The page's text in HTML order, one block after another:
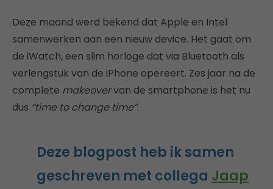
Deze maand werd bekend dat Apple en Intel
samenwerken aan een nieuw device. Het gaat om
de iWatch, een slim horloge dat via Bluetooth als
verlengstuk van de iPhone opereert. Zes jaar na de
complete makeovervan de smartphone is het nu
dus “time to change time”.
Deze blogpost heb ik samen
geschreven met collega Jaap